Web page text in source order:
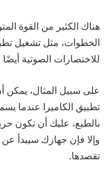
هناك الكثير من القوة
الخطوات، مثل تشغيل
للاختصارات الصوتية
على سبيل المثال، يمكن
تطبيق الكاميرا عندما
بالطبع، عليك أن تكون
وإلا فإن جهازك سيبدأ
تقصدها.